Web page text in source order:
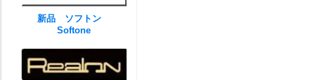
新品 ソフトン
Softone